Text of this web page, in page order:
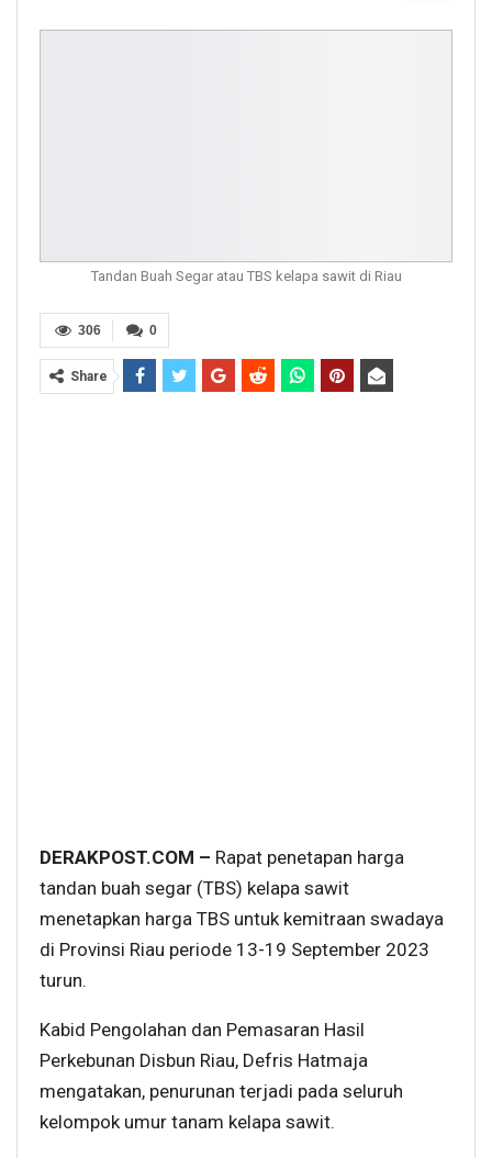
Tandan Buah Segar atau TBS kelapa sawit di Riau
0
306
Share
DERAKPOST.COM – Rapat penetapan harga
tandan buah segar (TBS) kelapa sawit
menetapkan harga TBS untuk kemitraan swadaya
di Provinsi Riau periode 13-19 September 2023
turun.
Kabid Pengolahan dan Pemasaran Hasil
Perkebunan Disbun Riau, Defris Hatmaja
mengatakan, penurunan terjadi pada seluruh
kelompok umur tanam kelapa sawit.